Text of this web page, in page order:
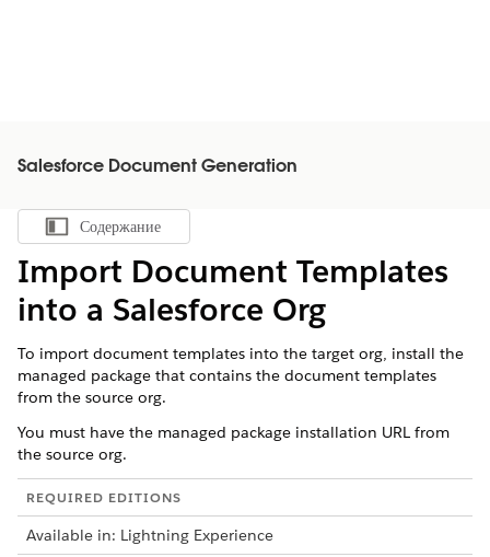
Salesforce Document Generation
Показать содержание
Содержание
Import Document Templates
into a Salesforce Org
To import document templates into the target org, install the
managed package that contains the document templates
from the source org.
You must have the managed package installation URL from
the source org.
REQUIRED EDITIONS
Available in: Lightning Experience